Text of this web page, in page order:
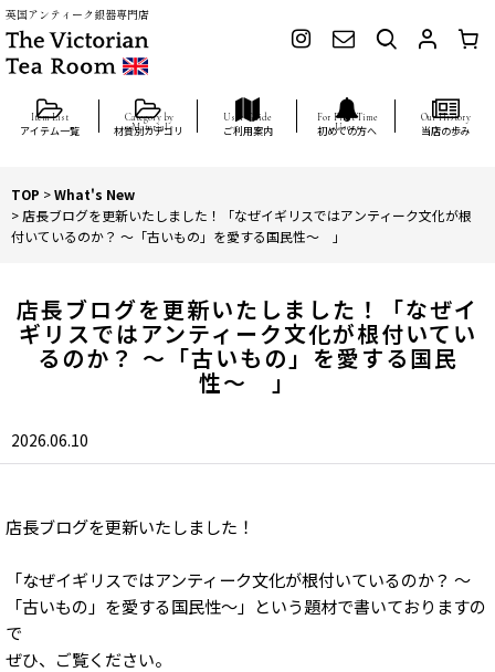
英国アンティーク銀器専門店
アイテム一覧 材質別カテゴリ ご利用案内 初めての方へ 当店の歩み
TOP >What's New
> 店長ブログを更新いたしました！「なぜイギリスではアンティーク文化が根
付いているのか？ 〜「古いもの」を愛する国民性〜 」
店長ブログを更新いたしました！「なぜイ
ギリスではアンティーク文化が根付いてい
るのか？ 〜「古いもの」を愛する国民
性〜 」
2026.06.10
店長ブログを更新いたしました！
「なぜイギリスではアンティーク文化が根付いているのか？ 〜
「古いもの」を愛する国民性〜」という題材で書いておりますの
で
ぜひ、ご覧ください。